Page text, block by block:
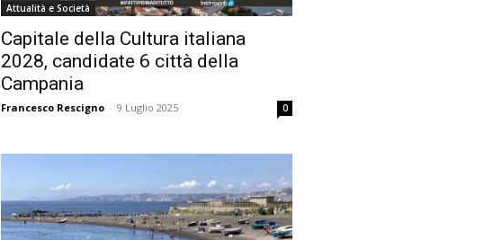
Attualità e Società
Capitale della Cultura italiana
2028, candidate 6 città della
Campania
Francesco Rescigno - 9 Luglio 2025 0